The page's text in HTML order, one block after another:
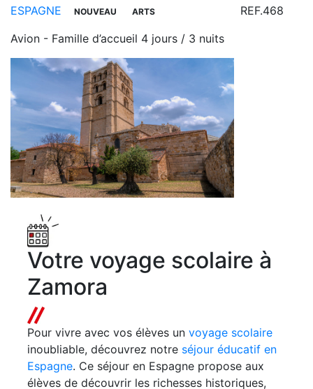
ESPAGNE NOUVEAU ARTS
REF.468
Avion - Famille d’accueil 4 jours / 3 nuits
Votre voyage scolaire à
Zamora
Pour vivre avec vos élèves un voyage scolaire
inoubliable, découvrez notre séjour éducatif en
Espagne. Ce séjour en Espagne propose aux
élèves de découvrir les richesses historiques,